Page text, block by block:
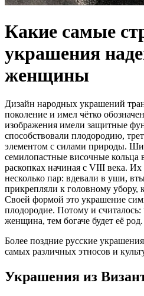
Какие самые
украшения
женщины
Дизайн народных украшений
поколение и имел чётко
изображения имели защитные
способствовали плодородию,
элементом с силами природы.
семилопастные височные кольца
раскопках начиная с VIII века.
несколько пар: вдевали в уши,
прикрепляли к головному убору,
Своей формой это украшение
плодородие. Потому и
женщина, тем богаче будет её род.
Более поздние русские
самых различных этносов и
Украшения из